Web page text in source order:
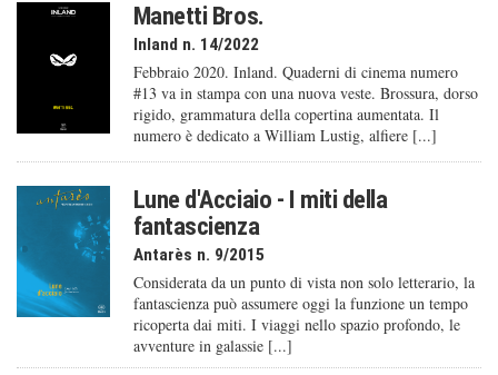
Manetti Bros.
Inland n. 14/2022
Febbraio 2020. Inland. Quaderni di cinema numero
#13 va in stampa con una nuova veste. Brossura, dorso
rigido, grammatura della copertina aumentata. Il
numero è dedicato a William Lustig, alfiere [...]
Lune d'Acciaio - I miti della
fantascienza
Antarès n. 9/2015
Considerata da un punto di vista non solo letterario, la
fantascienza può assumere oggi la funzione un tempo
ricoperta dai miti. I viaggi nello spazio profondo, le
avventure in galassie [...]